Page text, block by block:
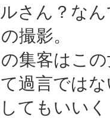
さん？な
撮影。
集客はこ
過言では
てもいい